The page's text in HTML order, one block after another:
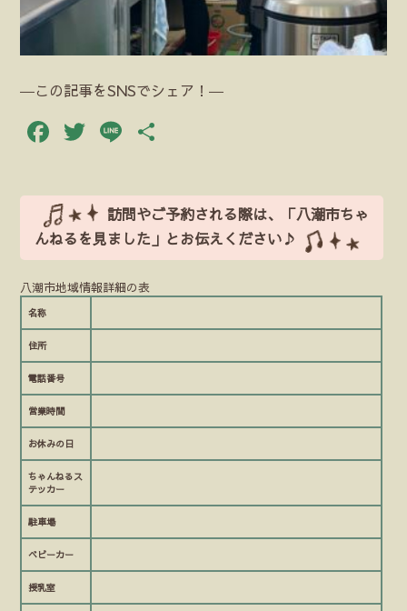
―この記事をSNSでシェア！―
Facebook
Twitter
Line
訪問やご予約される際は、「八潮市ちゃ
んねるを見ました」とお伝えください♪
八潮市地域情報詳細の表
名称
住所
電話番号
営業時間
お休みの日
ちゃんねるス
テッカー
駐車場
ベビーカー
授乳室